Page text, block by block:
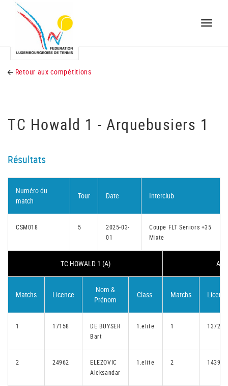
Toggle
Retour aux compétitions
TC Howald 1 - Arquebusiers 1
Résultats
Numéro du
match
Tour Date Interclub
CSM018 5
2025-03-
01
Coupe FLT Seniors +35
Mixte
TC HOWALD 1 (A)
Matchs Licence
Nom &
Prénom
Class. Matchs
1 17158
DE BUYSER
Bart
1.elite 1 13725
2 24962
ELEZOVIC
Aleksandar
1.elite 2 14391